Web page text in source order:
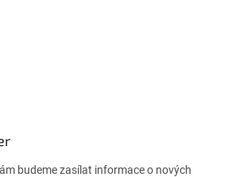
budeme zasílat informace o nových